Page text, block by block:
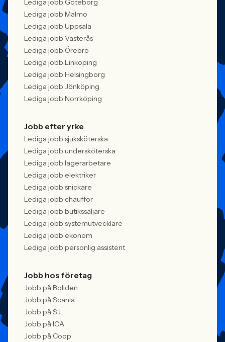
Lediga jobb Göteborg
Lediga jobb Malmö
Lediga jobb Uppsala
Lediga jobb Västerås
Lediga jobb Örebro
Lediga jobb Linköping
Lediga jobb Helsingborg
Lediga jobb Jönköping
Lediga jobb Norrköping
Jobb efter yrke
Lediga jobb sjuksköterska
Lediga jobb undersköterska
Lediga jobb lagerarbetare
Lediga jobb elektriker
Lediga jobb snickare
Lediga jobb chaufför
Lediga jobb butikssäljare
Lediga jobb systemutvecklare
Lediga jobb ekonom
Lediga jobb personlig assistent
Jobb hos företag
Jobb på Boliden
Jobb på Scania
Jobb på SJ
Jobb på ICA
Jobb på Coop